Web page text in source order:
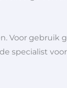
Voor
specialist